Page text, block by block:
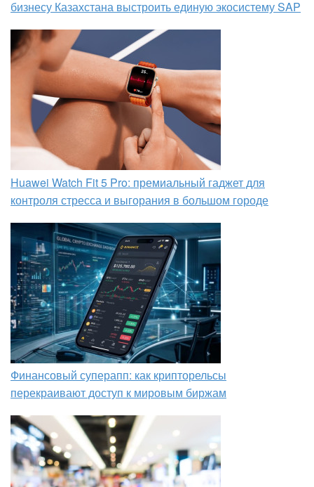
бизнесу Казахстана выстроить единую экосистему SAP
Huawei Watch Fit 5 Pro: премиальный гаджет для
контроля стресса и выгорания в большом городе
Финансовый суперапп: как крипторельсы
перекраивают доступ к мировым биржам